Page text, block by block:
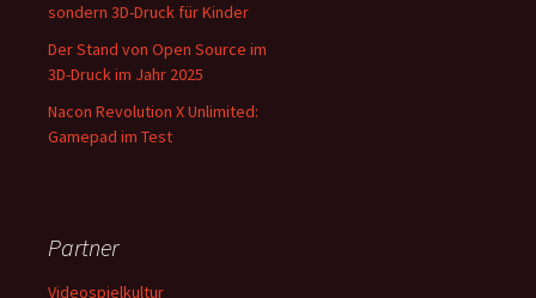
sondern 3D-Druck für Kinder
Der Stand von Open Source im
3D-Druck im Jahr 2025
Nacon Revolution X Unlimited:
Gamepad im Test
Partner
Videospielkultur